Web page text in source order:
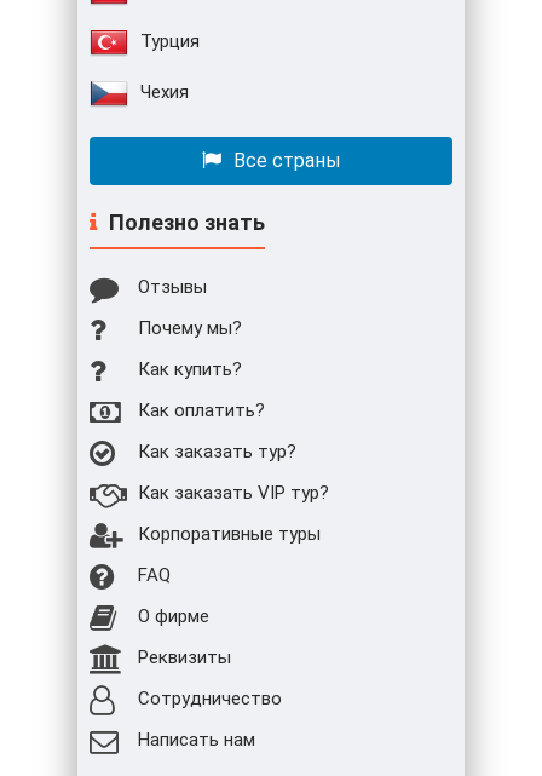
Турция
Чехия
Все страны
Полезно знать
Отзывы
Почему мы?
Как купить?
Как оплатить?
Как заказать тур?
Как заказать VIP тур?
Корпоративные туры
FAQ
О фирме
Реквизиты
Сотрудничество
Написать нам